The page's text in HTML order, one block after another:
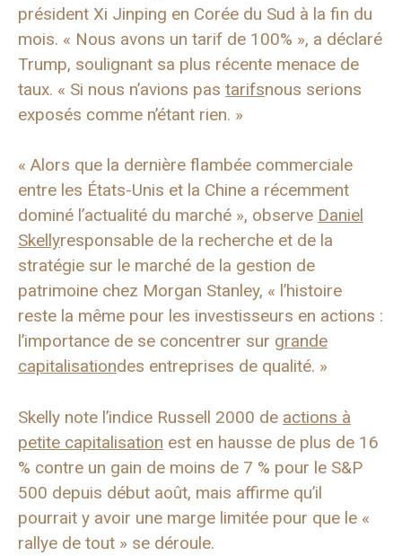
président Xi Jinping en Corée du Sud à la fin du
mois. « Nous avons un tarif de 100% », a déclaré
Trump, soulignant sa plus récente menace de
taux. « Si nous n’avions pas tarifsnous serions
exposés comme n’étant rien. »
« Alors que la dernière flambée commerciale
entre les États-Unis et la Chine a récemment
dominé l’actualité du marché », observe Daniel
Skellyresponsable de la recherche et de la
stratégie sur le marché de la gestion de
patrimoine chez Morgan Stanley, « l’histoire
reste la même pour les investisseurs en actions :
l’importance de se concentrer sur grande
capitalisationdes entreprises de qualité. »
Skelly note l’indice Russell 2000 de actions à
petite capitalisation est en hausse de plus de 16
% contre un gain de moins de 7 % pour le S&P
500 depuis début août, mais affirme qu’il
pourrait y avoir une marge limitée pour que le «
rallye de tout » se déroule.